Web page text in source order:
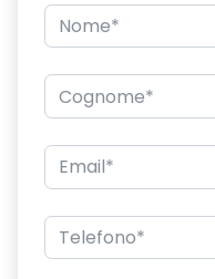
design cerchi in lega da
distance warning avviso
doppio fondo bagagliaio
driver display 10''
eCall funzionalità
compatibilità 2G/3G o